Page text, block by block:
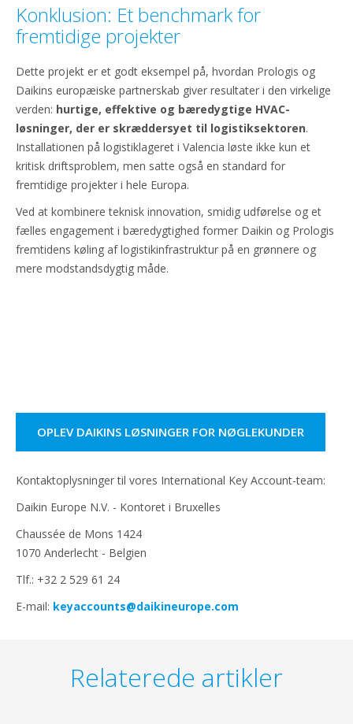
Konklusion: Et benchmark for
fremtidige projekter
Dette projekt er et godt eksempel på, hvordan Prologis og
Daikins europæiske partnerskab giver resultater i den virkelige
verden: hurtige, effektive og bæredygtige HVAC-
løsninger, der er skræddersyet til logistiksektoren.
Installationen på logistiklageret i Valencia løste ikke kun et
kritisk driftsproblem, men satte også en standard for
fremtidige projekter i hele Europa.
Ved at kombinere teknisk innovation, smidig udførelse og et
fælles engagement i bæredygtighed former Daikin og Prologis
fremtidens køling af logistikinfrastruktur på en grønnere og
mere modstandsdygtig måde.
OPLEV DAIKINS LØSNINGER FOR NØGLEKUNDER
Kontaktoplysninger til vores International Key Account-team:
Daikin Europe N.V. - Kontoret i Bruxelles
Chaussée de Mons 1424
1070 Anderlecht - Belgien
Tlf.: +32 2 529 61 24
E-mail: keyaccounts@daikineurope.com
Relaterede artikler